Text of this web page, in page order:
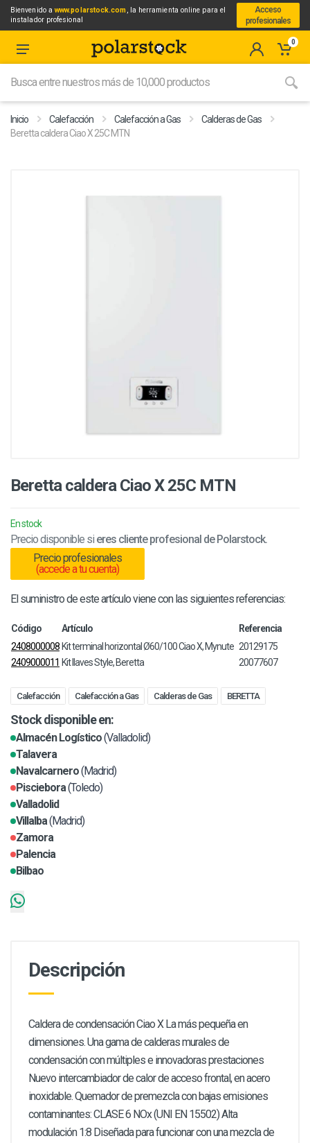
Bienvenido awww.polarstock.com, la herramienta online para el
instalador profesional
Acceso
profesionales
0
Inicio Calefacción Calefacción a Gas
Calderas de Gas
Beretta caldera Ciao X 25C MTN
Beretta caldera Ciao X 25C MTN
En stock
Precio disponible si eres cliente profesional de Polarstock.
Precio profesionales
(accede a tu cuenta)
El suministro de este artículo viene con las siguientes referencias:
Código Artículo
Referencia
2408000008 Kit terminal horizontal Ø60/100 Ciao X, Mynute 20129175
2409000011 Kit llaves Style, Beretta 20077607
Calefacción Calefacción a Gas Calderas de Gas BERETTA
Stock disponible en:
Almacén Logístico(Valladolid)
Talavera
Navalcarnero(Madrid)
Pisciebora(Toledo)
Valladolid
Villalba(Madrid)
Zamora
Palencia
Bilbao
Descripción
Caldera de condensación Ciao X La más pequeña en
dimensiones. Una gama de calderas murales de
condensación con múltiples e innovadoras prestaciones
Nuevo intercambiador de calor de acceso frontal, en acero
inoxidable. Quemador de premezcla con bajas emisiones
contaminantes: CLASE 6 NOx (UNI EN 15502) Alta
modulación 1:8 Diseñada para funcionar con una mezcla de